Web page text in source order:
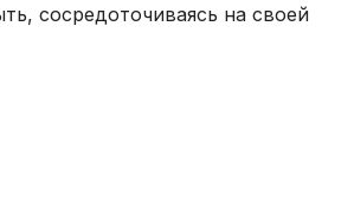
сосредоточиваясь на своей